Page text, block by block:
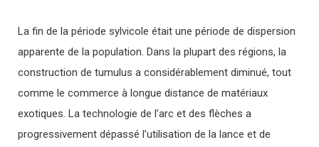
La fin de la période sylvicole était une période de dispersion
apparente de la population. Dans la plupart des régions, la
construction de tumulus a considérablement diminué, tout
comme le commerce à longue distance de matériaux
exotiques. La technologie de l’arc et des flèches a
progressivement dépassé l’utilisation de la lance et de